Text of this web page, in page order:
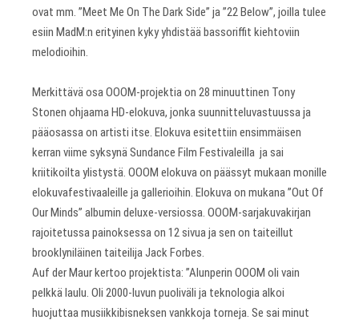
ovat mm. ”Meet Me On The Dark Side” ja ”22 Below”, joilla tulee
esiin MadM:n erityinen kyky yhdistää bassoriffit kiehtoviin
melodioihin.
Merkittävä osa OOOM-projektia on 28 minuuttinen Tony
Stonen ohjaama HD-elokuva, jonka suunnitteluvastuussa ja
pääosassa on artisti itse. Elokuva esitettiin ensimmäisen
kerran viime syksynä Sundance Film Festivaleilla ja sai
kriitikoilta ylistystä. OOOM elokuva on päässyt mukaan monille
elokuvafestivaaleille ja gallerioihin. Elokuva on mukana ”Out Of
Our Minds” albumin deluxe-versiossa. OOOM-sarjakuvakirjan
rajoitetussa painoksessa on 12 sivua ja sen on taiteillut
brooklyniläinen taiteilija Jack Forbes.
Auf der Maur kertoo projektista: ”Alunperin OOOM oli vain
pelkkä laulu. Oli 2000-luvun puoliväli ja teknologia alkoi
huojuttaa musiikkibisneksen vankkoja torneja. Se sai minut